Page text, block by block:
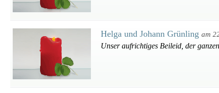
Helga und Johann Grünling am
Unser aufrichtiges Beileid, der